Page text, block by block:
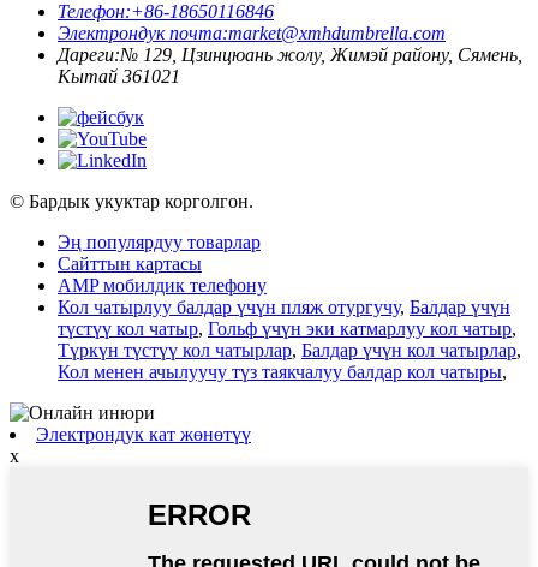
Телефон:+86-18650116846
Электрондук почта:market@xmhdumbrella.com
Дареги:№ 129, Цзинцюань жолу, Жимэй району, Сямень,
Кытай 361021
© Бардык укуктар корголгон.
Эң популярдуу товарлар
Сайттын картасы
AMP мобилдик телефону
Кол чатырлуу балдар үчүн пляж отургучу, Балдар үчүн
түстүү кол чатыр, Гольф үчүн эки катмарлуу кол чатыр,
Түркүн түстүү кол чатырлар, Балдар үчүн кол чатырлар,
Кол менен ачылуучу түз таякчалуу балдар кол чатыры,
Электрондук кат жөнөтүү
x